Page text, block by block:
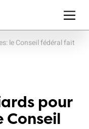
le Conseil fédéral fait
pour
Conseil